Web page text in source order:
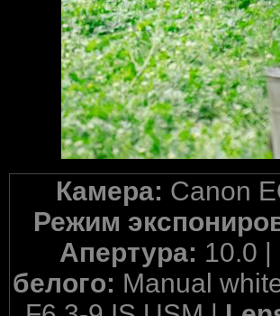
Камера: Canon
Режим
Апертура: 10.0 |
белого: Manual